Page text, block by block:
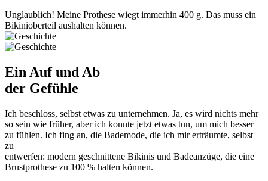
Unglaublich! Meine Prothese wiegt immerhin 400 g. Das muss ein
Bikinioberteil aushalten können.
Ein Auf und Ab
der Gefühle
Ich beschloss, selbst etwas zu unternehmen. Ja, es wird nichts mehr
so sein wie früher, aber ich konnte jetzt etwas tun, um mich besser
zu fühlen. Ich fing an, die Bademode, die ich mir erträumte, selbst
zu
entwerfen: modern geschnittene Bikinis und Badeanzüge, die eine
Brustprothese zu 100 % halten können.